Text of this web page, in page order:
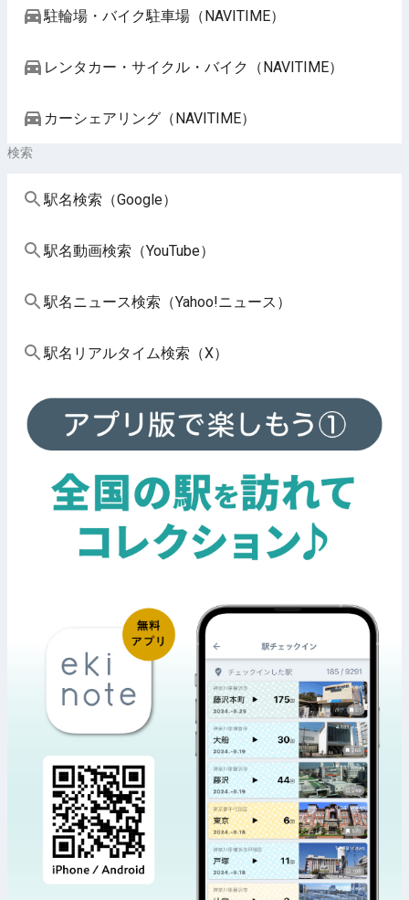
駐輪場・バイク駐車場（NAVITIME）
レンタカー・サイクル・バイク（NAVITIME）
カーシェアリング（NAVITIME）
検索
駅名検索（Google）
駅名動画検索（YouTube）
駅名ニュース検索（Yahoo!ニュース）
駅名リアルタイム検索（X）